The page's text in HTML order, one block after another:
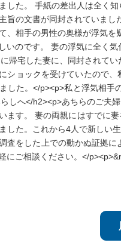
した。 手紙の差出人は全く
旨の文書が同封されていま
、相手の男性の奥様が浮気
いのです。 妻の浮気に全く
帰宅した妻に、同封されて
ショックを受けていたので
した。</p><p>私と浮気相
しへ</h2><p>あちらのご夫
ます。 妻の両親にはすでに
した。これから4人で新しい
査をした上での動かぬ証拠
にご相談ください。</